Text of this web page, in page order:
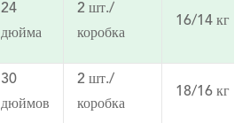
24
дюйма
2 шт./
коробка
16/14 кг
30
дюймов
2 шт./
коробка
18/16 кг